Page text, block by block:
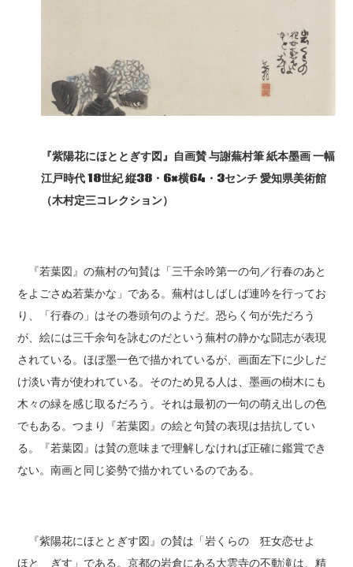
『紫陽花にほととぎす図』自画賛与謝蕪村筆紙本墨画一幅
江戸時代 18世紀縦38 ・6×横64 ・3センチ愛知県美術館
（木村定三コレクション）
『若葉図』の蕪村の句賛は「三千余吟第一の句／行春のあと
をよごさぬ若葉かな」である。蕪村はしばしば連吟を行ってお
り、「行春の」はその巻頭句のようだ。恐らく句が先だろう
が、絵には三千余句を詠むのだという蕪村の静かな闘志が表現
されている。ほぼ墨一色で描かれているが、画面左下に少しだ
け淡い青が使われている。そのため見る人は、墨画の樹木にも
木々の緑を感じ取るだろう。それは最初の一句の萌え出しの色
でもある。つまり『若葉図』の絵と句賛の表現は拮抗してい
る。『若葉図』は賛の意味まで理解しなければ正確に鑑賞でき
ない。南画と同じ姿勢で描かれているのである。
『紫陽花にほととぎす図』の賛は「岩くらの 狂女恋せよ
ほとゝぎす」である。京都の岩倉にある大雲寺の不動滝は、精